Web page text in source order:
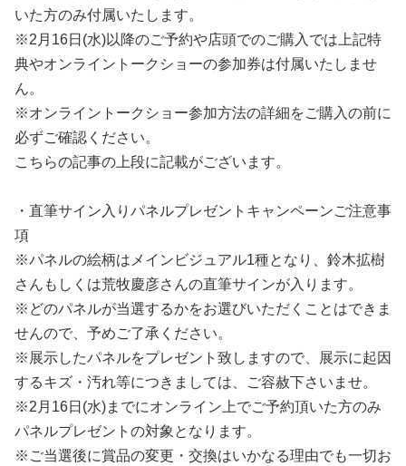
いた方のみ付属いたします。
※2月16日(水)以降のご予約や店頭でのご購入では上記特
典やオンライントークショーの参加券は付属いたしませ
ん。
※オンライントークショー参加方法の詳細をご購入の前に
必ずご確認ください。
こちらの記事の上段に記載がございます。
・直筆サイン入りパネルプレゼントキャンペーンご注意事
項
※パネルの絵柄はメインビジュアル1種となり、鈴木拡樹
さんもしくは荒牧慶彦さんの直筆サインが入ります。
※どのパネルが当選するかをお選びいただくことはできま
せんので、予めご了承ください。
※展示したパネルをプレゼント致しますので、展示に起因
するキズ・汚れ等につきましては、ご容赦下さいませ。
※2月16日(水)までにオンライン上でご予約頂いた方のみ
パネルプレゼントの対象となります。
※ご当選後に賞品の変更・交換はいかなる理由でも一切お